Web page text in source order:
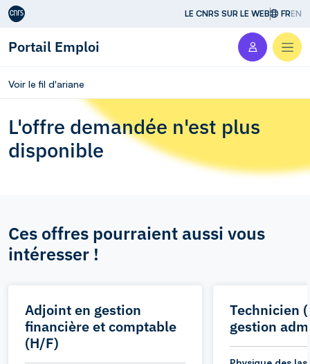
Aller au contenu LE CNRS SUR LE WEB FREN
Portail Emploi
Voir le fil d'ariane
L'offre demandée n'est plus
disponible
Ces offres pourraient aussi vous
intéresser !
Adjoint en gestion
financière et comptable
(H/F)
Technicien
gestion